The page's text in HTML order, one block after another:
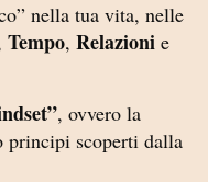
nella tua vita, nelle
Tempo, Relazioni e
, ovvero la
principi scoperti dalla